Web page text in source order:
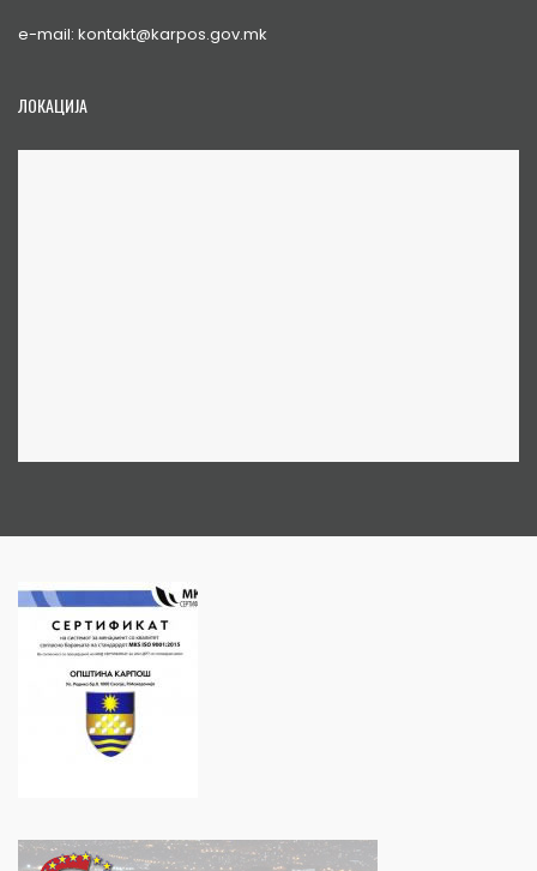
e-mail: kontakt@karpos.gov.mk
ЛОКАЦИЈА